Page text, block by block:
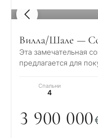
1 / 8
Вилла/Шале —
Эта замечательная
предлагается для
жемчужина,…
Спальни
4
3 900 000